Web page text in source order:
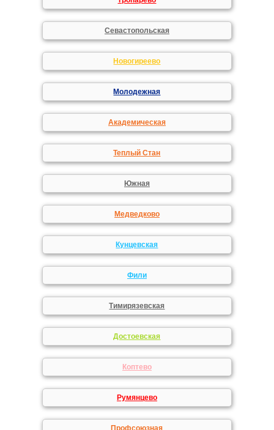
Севастопольская
Новогиреево
Молодежная
Академическая
Теплый Стан
Южная
Медведково
Кунцевская
Фили
Тимирязевская
Достоевская
Коптево
Румянцево
Профсоюзная